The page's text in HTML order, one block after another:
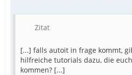
Zitat
[...] falls autoit in frage kommt,
hilfreiche tutorials dazu, die
kommen? [...]